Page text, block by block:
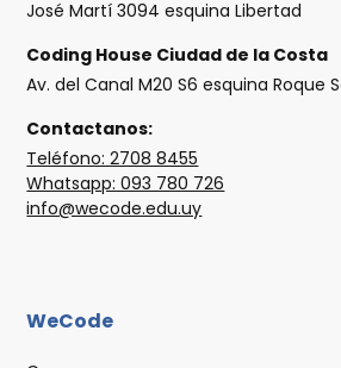
José Martí 3094 esquina Libertad
Coding House Ciudad de la Costa
Av. del Canal M20 S6 esquina Roque
Contactanos:
Teléfono: 2708 8455
Whatsapp: 093 780 726
info@wecode.edu.uy
WeCode